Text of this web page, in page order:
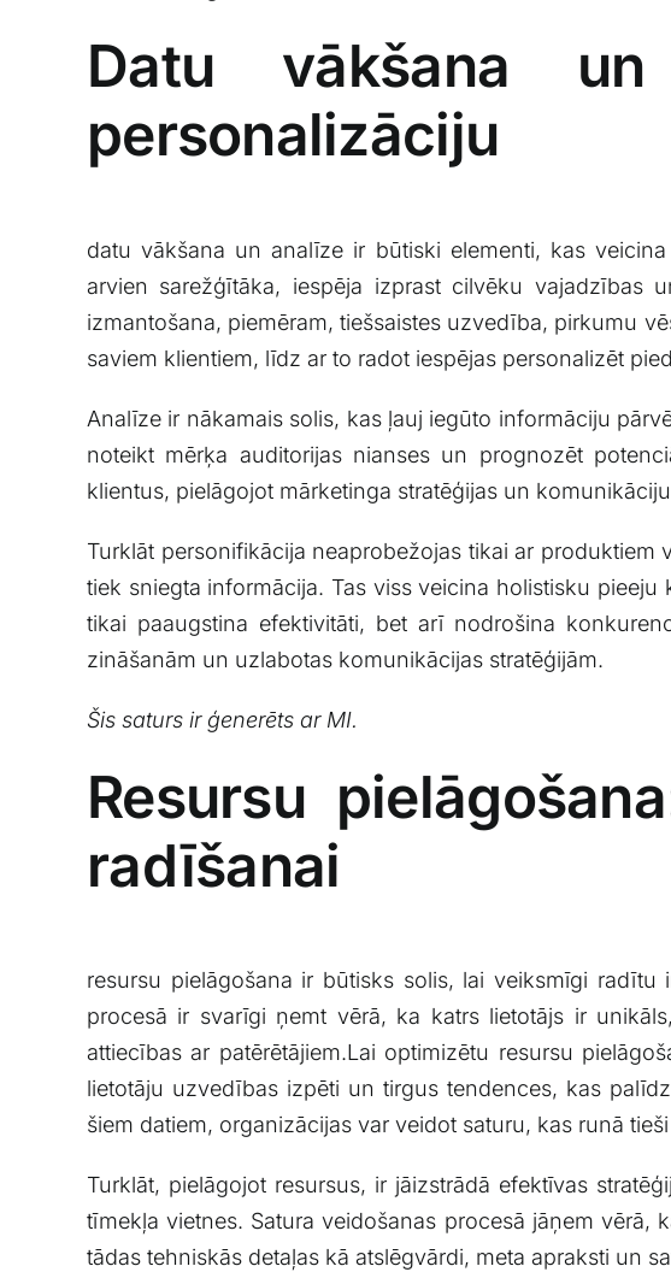
Datu vākšana⁤
personalizāciju
datu vākšana un analīze ir būtiski elementi, kas
⁣arvien sarežģītāka, iespēja izprast⁣ cilvēku vajadzības
izmantošana, piemēram, tiešsaistes uzvedība, pirkumu
saviem klientiem, līdz‌ ar to radot iespējas personalizēt
Analīze ir nākamais solis, kas ļauj iegūto informāciju
noteikt mērķa auditorijas‍ nianses un ‌prognozēt
klientus, pielāgojot mārketinga​ stratēģijas ​un
Turklāt personifikācija ⁢neaprobežojas‍ tikai⁤ ar
tiek sniegta informācija. Tas viss veicina holistisku
tikai paaugstina efektivitāti,⁣ bet arī nodrošina
zināšanām un uzlabotas komunikācijas stratēģijām.
Šis saturs ir ģenerēts ar MI.
Resursu
radīšanai
resursu⁤ pielāgošana ir būtisks ‍solis, lai veiksmīgi​
procesā ⁢ir svarīgi ņemt vērā, ka katrs lietotājs ir
attiecības‍ ar patērētājiem.Lai optimizētu resursu
lietotāju ​uzvedības izpēti un tirgus tendences, ​kas
⁢šiem datiem, organizācijas var‌ veidot saturu, kas runā
Turklāt, pielāgojot resursus, ir ‍jāizstrādā‍ efektīvas
tīmekļa vietnes.​ Satura ⁣veidošanas procesā⁤ jāņem
tādas tehniskās detaļas kā ​atslēgvārdi, meta apraksti un